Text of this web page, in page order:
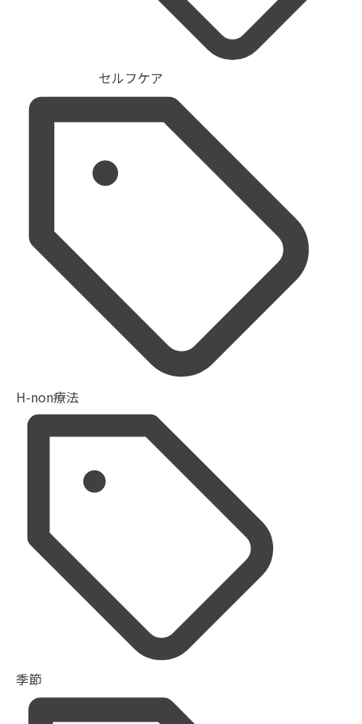
セルフケア
H-non療法
季節